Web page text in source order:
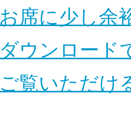
お席に少し余
ダウンロード
ご覧いただけ